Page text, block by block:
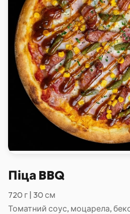
Піца BBQ
720 г | 30 см
Томатний соус, моцарела,